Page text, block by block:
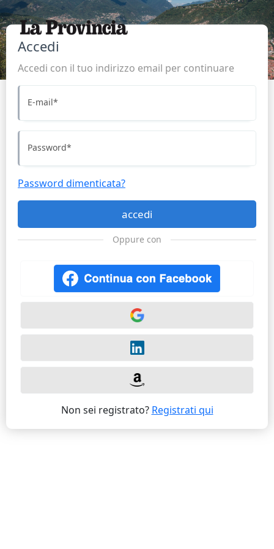
Accedi
Accedi con il tuo indirizzo email per continuare
E-mail*
Password*
Password dimenticata?
accedi
Oppure con
Non sei registrato? Registrati qui